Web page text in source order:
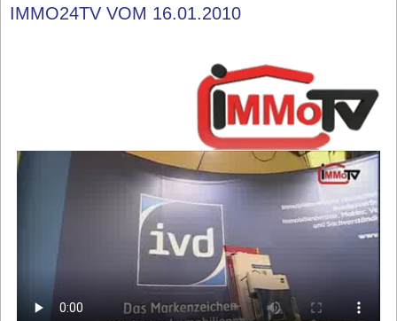
IMMO24TV VOM 16.01.2010